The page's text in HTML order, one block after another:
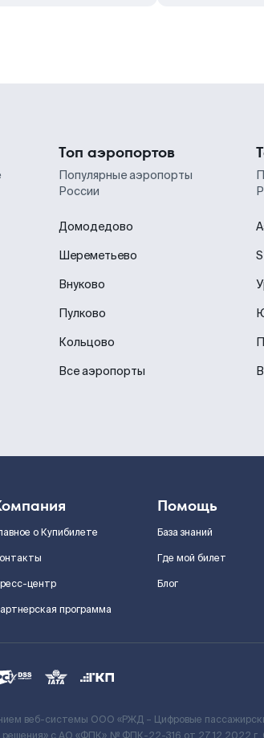
Топ аэропортов
Популярные аэропорты
России
Домодедово
Шереметьево
Внуково
Пулково
Кольцово
Все аэропорты
о Купибилете
центр
программа
Помощь
База знаний
Где мой билет
Блог
веб-системы ООО «РЖД – Цифровые